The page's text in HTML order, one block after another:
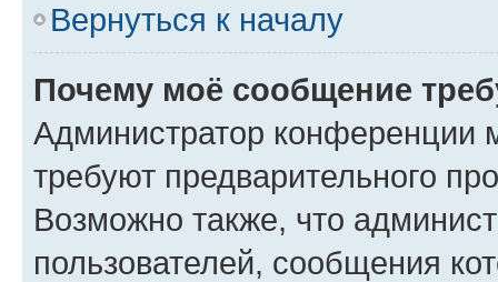
Вернуться к началу
Почему моё сообщение
Администратор конференции
требуют предварительного
Возможно также, что
пользователей, сообщения